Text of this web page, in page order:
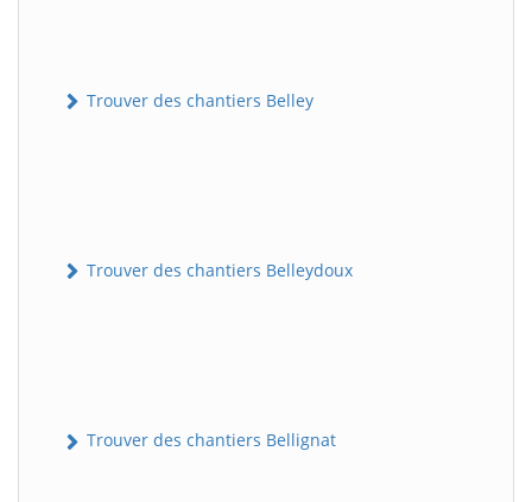
Trouver des chantiers Belley
Trouver des chantiers Belleydoux
Trouver des chantiers Bellignat